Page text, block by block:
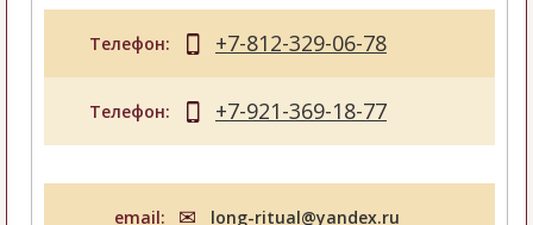
Телефон: +7-812-329-06-78
Телефон: +7-921-369-18-77
email: long-ritual@yandex.ru